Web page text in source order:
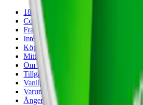
18-årsgräns
Cookiepolicy
Frakt- och leveransvillkor
Integritetspolicy
Köpvillkor
Mitt konto
Om Snuset.se
Tillgänglighetsredogörelse
Vanliga frågor
Varumärken
Ånger